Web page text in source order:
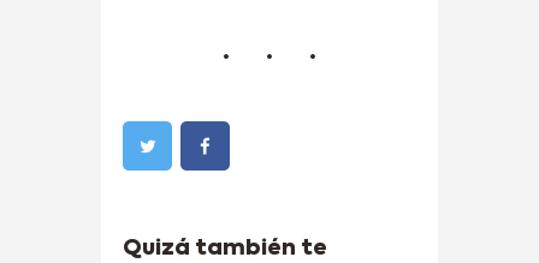
Quizá también te